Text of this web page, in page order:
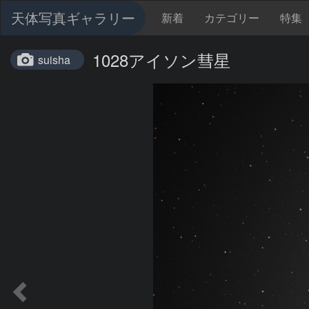
天体写真ギャラリー 新着 カテゴリー 特集
suisha 1028アイソン彗星